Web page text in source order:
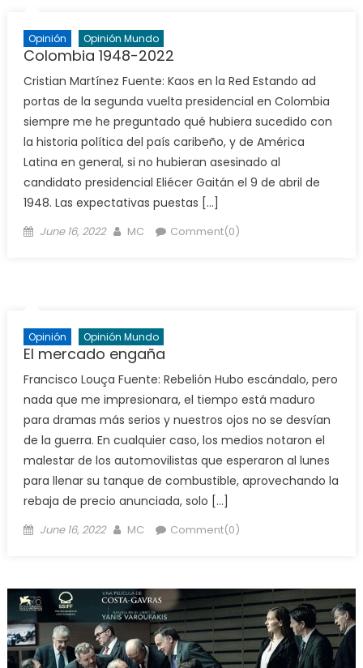
Opinión Opinión Mundo
Colombia 1948-2022
Cristian Martínez Fuente: Kaos en la Red Estando ad
portas de la segunda vuelta presidencial en Colombia
siempre me he preguntado qué hubiera sucedido con
la historia política del país caribeño, y de América
Latina en general, si no hubieran asesinado al
candidato presidencial Eliécer Gaitán el 9 de abril de
1948. Las expectativas puestas […]
Posted
June 16, 2022 Author
MC Comment(0)
Opinión Opinión Mundo
El mercado engaña
Francisco Louça Fuente: Rebelión Hubo escándalo, pero
nada que me impresionara, el tiempo está maduro
para dramas más serios y nuestros ojos no se desvían
de la guerra. En cualquier caso, los medios notaron el
malestar de los automovilistas que esperaron al lunes
para llenar su tanque de combustible, aprovechando la
rebaja de precio anunciada, solo […]
Posted
June 16, 2022 Author
MC Comment(0)